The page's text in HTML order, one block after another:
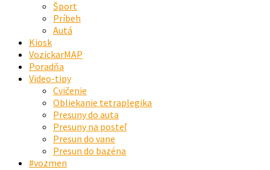
Šport
Príbeh
Autá
Kiosk
VozickarMAP
Poradňa
Video-tipy
Cvičenie
Obliekanie tetraplegika
Presuny do auta
Presuny na posteľ
Presun do vane
Presun do bazéna
#vozmen